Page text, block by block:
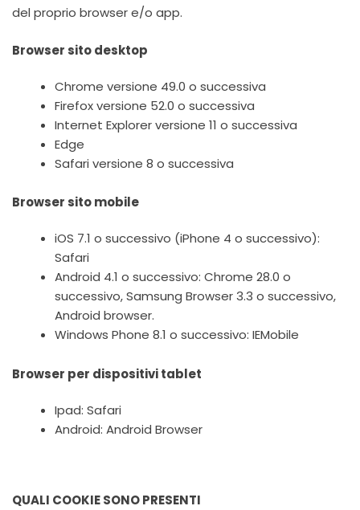
del proprio browser e/o app.
Browser sito desktop
Chrome versione 49.0 o successiva
Firefox versione 52.0 o successiva
Internet Explorer versione 11 o successiva
Edge
Safari versione 8 o successiva
Browser sito mobile
iOS 7.1 o successivo (iPhone 4 o successivo):
Safari
Android 4.1 o successivo: Chrome 28.0 o
successivo, Samsung Browser 3.3 o successivo,
Android browser.
Windows Phone 8.1 o successivo: IEMobile
Browser per dispositivi tablet
Ipad: Safari
Android: Android Browser
QUALI COOKIE SONO PRESENTI